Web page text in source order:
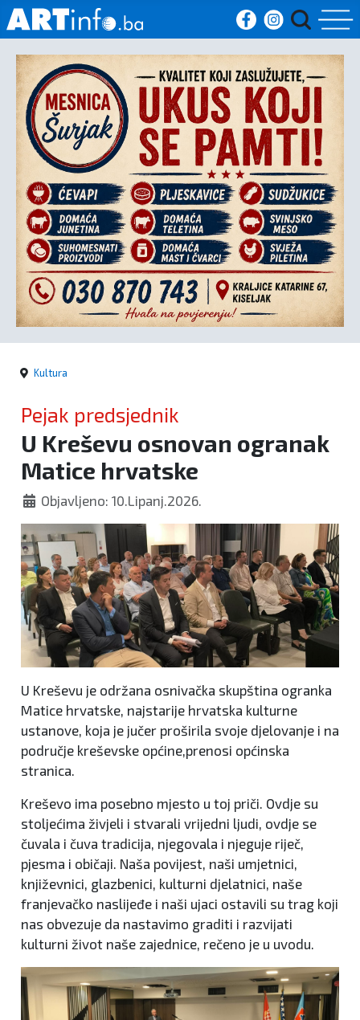
Početna
Vijesti
Sport
Kultura
Crna
kronika
Politika
Kultura
Pejak predsjednik
U Kreševu osnovan ogranak
Matice hrvatske
Objavljeno: 10.Lipanj.2026.
U Kreševu je održana osnivačka skupština ogranka
Matice hrvatske, najstarije hrvatska kulturne
ustanove, koja je jučer proširila svoje djelovanje i na
područje kreševske općine,prenosi općinska
stranica.
Kreševo ima posebno mjesto u toj priči. Ovdje su
stoljećima živjeli i stvarali vrijedni ljudi, ovdje se
čuvala i čuva tradicija, njegovala i njeguje riječ,
pjesma i običaji. Naša povijest, naši umjetnici,
književnici, glazbenici, kulturni djelatnici, naše
franjevačko naslijeđe i naši ujaci ostavili su trag koji
nas obvezuje da nastavimo graditi i razvijati
kulturni život naše zajednice, rečeno je u uvodu.